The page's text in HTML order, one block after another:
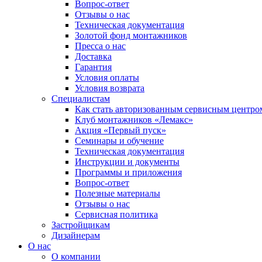
Вопрос-ответ
Отзывы о нас
Техническая документация
Золотой фонд монтажников
Пресса о нас
Доставка
Гарантия
Условия оплаты
Условия возврата
Специалистам
Как стать авторизованным сервисным
Клуб монтажников «Лемакс»
Акция «Первый пуск»
Семинары и обучение
Техническая документация
Инструкции и документы
Программы и приложения
Вопрос-ответ
Полезные материалы
Отзывы о нас
Сервисная политика
Застройщикам
Дизайнерам
О нас
О компании